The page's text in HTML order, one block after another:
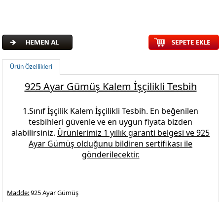
Ürün Özellikleri
925 Ayar Gümüş Kalem İşçilikli Tesbih
1.Sınıf İşçilik Kalem İşçilikli Tesbih. En beğenilen
tesbihleri güvenle ve en uygun fiyata bizden
alabilirsiniz. Ürünlerimiz 1 yıllık garanti belgesi ve925
Ayar Gümüş olduğunu bildiren sertifikası ile
gönderilecektir.
Madde:925 Ayar Gümüş